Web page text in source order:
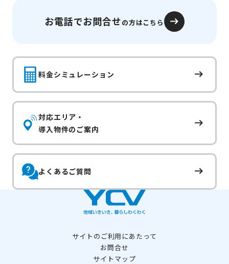
お電話でお問合せの方はこちら
料金シミュレーション
対応エリア・
導入物件のご案内
よくあるご質問
サイトのご利用にあたって
お問合せ
サイトマップ